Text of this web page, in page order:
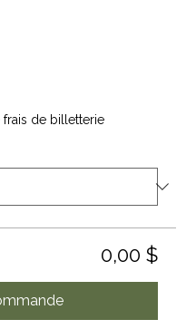
frais de billetterie
0,00 $